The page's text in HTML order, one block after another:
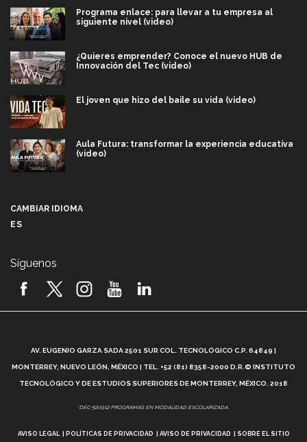
Programa enlace: para llevar a tu empresa al
siguiente nivel (video)
¿Quieres emprender? Conoce el nuevo HUB de
Innovación del Tec (video)
El joven que hizo del baile su vida (video)
Aula Futura: transformar la experiencia educativa
(video)
2026! (video)
¿Cómo es el Modelo Educativo Tec? (video)
Vida Tec: Feminismo e Inteligencia Artificial, Paola
CAMBIAR IDIOMA
ES
Síguenos
AV. EUGENIO GARZA SADA 2501 SUR COL. TECNOLÓGICO C.P. 64849 |
MONTERREY, NUEVO LEÓN, MÉXICO | TEL. +52 (81) 8358-2000 D.R.© INSTITUTO
TECNOLÓGICO Y DE ESTUDIOS SUPERIORES DE MONTERREY, MÉXICO. 2018
*DEC-520912 PROGRAMAS EN MODALIDAD ESCOLARIZADA.
AVISO LEGAL POLÍTICAS DE PRIVACIDAD AVISO DE PRIVACIDAD SOBRE EL SITIO